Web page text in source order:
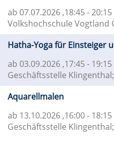
ab 07.07.2026 ,18:45 -
Volkshochschule Vogtland
Hatha-Yoga für Einsteiger
ab 03.09.2026 ,17:45 -
Geschäftsstelle
Aquarellmalen
ab 13.10.2026 ,16:00 -
Geschäftsstelle